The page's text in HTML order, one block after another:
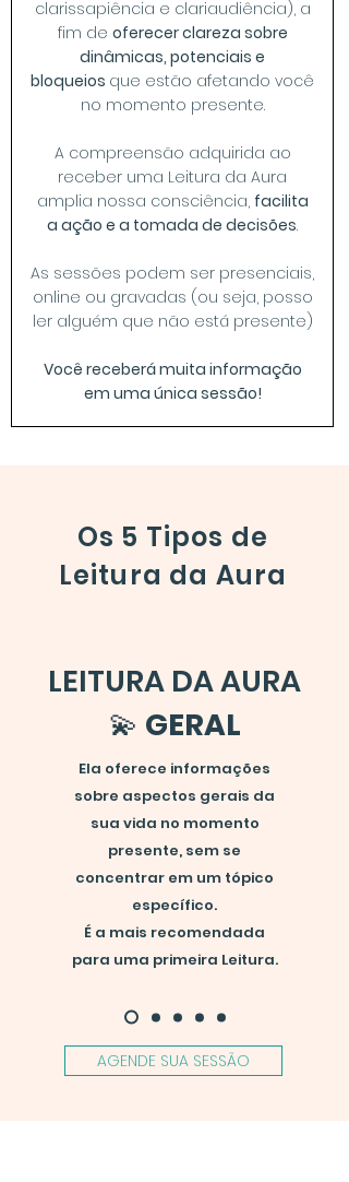
clarissapiência e clariaudiência), a
fim de oferecer clareza sobre
dinâmicas, potenciais e
bloqueios que estão afetando você
no momento presente.
A compreensão adquirida ao
receber uma Leitura da Aura
amplia nossa consciência, facilita
a ação e a tomada de decisões.
As sessões podem ser presenciais,
online ou gravadas (ou seja, posso
ler alguém que não está presente)
Você receberá muita informação
em uma única sessão!
Os 5 Tipos de
Leitura da Aura
LEITURA DA AURA
💫 GERAL
Ela oferece informações
sobre aspectos gerais da
sua vida no momento
presente, sem se
concentrar em um tópico
específico.
É a mais recomendada
para uma primeira Leitura.
AGENDE SUA SESSÃO